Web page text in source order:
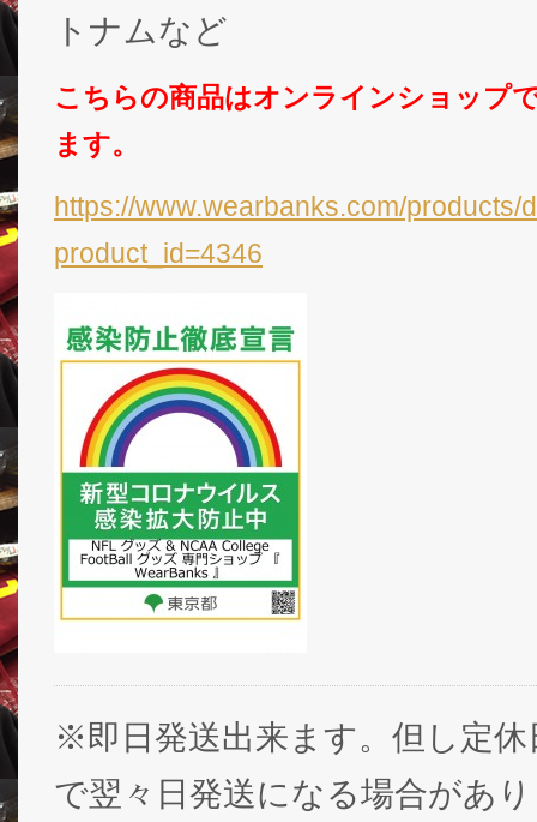
トナムなど
こちらの商品はオンラインショップ
ます。
https://www.wearbanks.com/products/
product_id=4346
※即日発送出来ます。但し定休
で翌々日発送になる場合があ